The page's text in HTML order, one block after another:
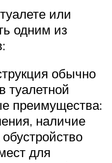
или
одним из
обычно
туалетной
преимущества:
наличие
для